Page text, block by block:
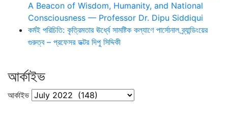
A Beacon of Wisdom, Humanity, and National
Consciousness — Professor Dr. Dipu Siddiqui
কর্মই পরিচিতি: কৃত্রিমতার ঊর্ধ্বে সামষ্টিক কল্যাণে পার্সোনাল ব্র্যান্ডিংয়ের
গুরুত্ব – প্রফেসর ডক্টর দিপু সিদ্দিকী
আর্কাইভ
আর্কাইভ